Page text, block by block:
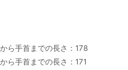
ら手首までの長さ：178
ら手首までの長さ：171